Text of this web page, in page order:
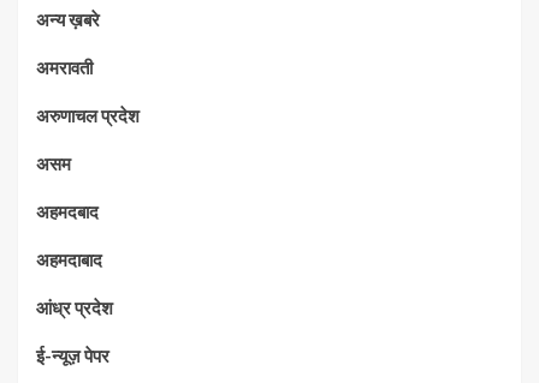
अन्य ख़बरे
अमरावती
अरुणाचल प्रदेश
असम
अहमदबाद
अहमदाबाद
आंध्र प्रदेश
ई-न्यूज़ पेपर